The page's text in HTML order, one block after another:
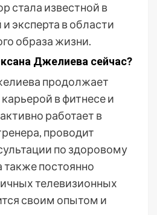
стала известной в
эксперта в области
образа жизни.
Джелиева сейчас?
продолжает
в фитнесе и
работает в
проводит
по здоровому
постоянно
телевизионных
своим опытом и